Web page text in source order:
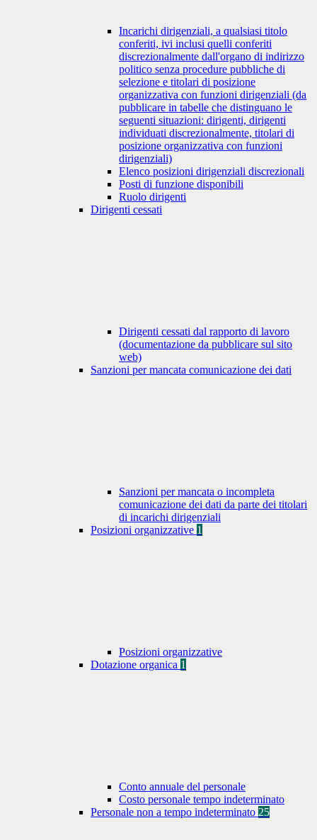
Incarichi dirigenziali, a qualsiasi titolo
conferiti, ivi inclusi quelli conferiti
discrezionalmente dall'organo di indirizzo
politico senza procedure pubbliche di
selezione e titolari di posizione
organizzativa con funzioni dirigenziali (da
pubblicare in tabelle che distinguano le
seguenti situazioni: dirigenti, dirigenti
individuati discrezionalmente, titolari di
posizione organizzativa con funzioni
dirigenziali)
Elenco posizioni dirigenziali discrezionali
Posti di funzione disponibili
Ruolo dirigenti
Dirigenti cessati
Dirigenti cessati dal rapporto di lavoro
(documentazione da pubblicare sul sito
web)
Sanzioni per mancata comunicazione dei dati
Sanzioni per mancata o incompleta
comunicazione dei dati da parte dei titolari
di incarichi dirigenziali
Posizioni organizzative 1
Posizioni organizzative
Dotazione organica 1
Conto annuale del personale
Costo personale tempo indeterminato
Personale non a tempo indeterminato 25